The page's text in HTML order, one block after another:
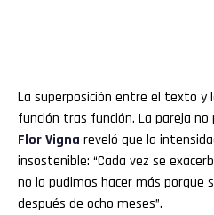
La superposición entre el texto y
función tras función. La pareja
FlorVigna reveló que la
insostenible: “Cada vez se
no la pudimos hacer más porque
después de ocho meses”.